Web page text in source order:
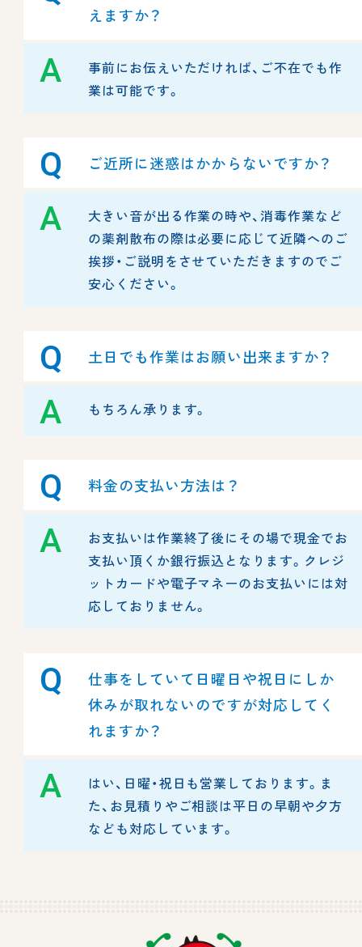
えますか？
A
事前にお伝えいただければ、ご不在でも作
業は可能です。
Q ご近所に迷惑はかからないですか？
A
大きい音が出る作業の時や、消毒作業など
の薬剤散布の際は必要に応じて近隣へのご
挨拶・ご説明をさせていただきますのでご
安心ください。
Q 土日でも作業はお願い出来ますか？
A もちろん承ります。
Q 料金の支払い方法は？
A
お支払いは作業終了後にその場で現金でお
支払い頂くか銀行振込となります。クレジ
ットカードや電子マネーのお支払いには対
応しておりません。
Q
仕事をしていて日曜日や祝日にしか
休みが取れないのですが対応してく
れますか？
A
はい、日曜・祝日も営業しております。ま
た、お見積りやご相談は平日の早朝や夕方
なども対応しています。